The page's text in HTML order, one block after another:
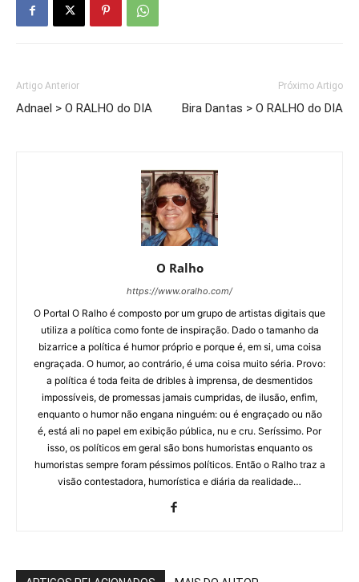
Artigo Anterior
Adnael > O RALHO do DIA
Próximo Artigo
Bira Dantas > O RALHO do DIA
O Ralho
https://www.oralho.com/
O Portal O Ralho é composto por um grupo de artistas digitais que
utiliza a política como fonte de inspiração. Dado o tamanho da
bizarrice a política é humor próprio e porque é, em si, uma coisa
engraçada. O humor, ao contrário, é uma coisa muito séria. Provo:
a política é toda feita de dribles à imprensa, de desmentidos
impossíveis, de promessas jamais cumpridas, de ilusão, enfim,
enquanto o humor não engana ninguém: ou é engraçado ou não
é, está ali no papel em exibição pública, nu e cru. Seríssimo. Por
isso, os políticos em geral são bons humoristas enquanto os
humoristas sempre foram péssimos políticos. Então o Ralho traz a
visão contestadora, humorística e diária da realidade…